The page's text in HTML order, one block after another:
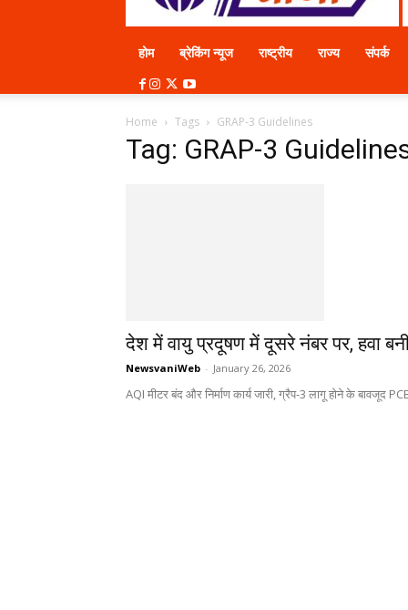
होम ब्रेकिंग न्यूज राष्ट्रीय राज्य संपर्क
Home Tags GRAP-3 Guidelines
Tag: GRAP-3
देश में वायु प्रदूषण में दूसरे नंबर पर, हवा
NewsvaniWeb - January 26, 2026
AQI मीटर बंद और निर्माण कार्य जारी, ग्रैप-3 लागू होने के बावजूद